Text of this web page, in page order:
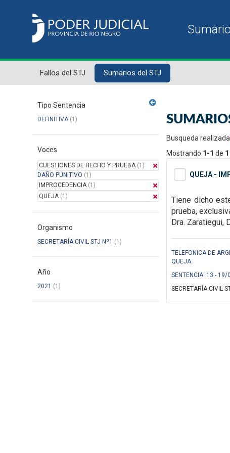
Fallos del STJ Sumarios del STJ
Tipo Sentencia
DEFINITIVA(1)
Voces
CUESTIONES DE HECHO Y PRUEBA(1)
DAÑO PUNITIVO (1)
IMPROCEDENCIA(1)
QUEJA(1)
Organismo
SECRETARÍA CIVIL STJ Nº1 (1)
Año
2021 (1)
Busqueda
Mostrando 1-1 de 1
QUEJA -
Tiene dicho
prueba,
Dra. Zaratiegui,
TELEFONICA DE
QUEJA
SENTENCIA: 13 -
SECRETARÍA CIVIL